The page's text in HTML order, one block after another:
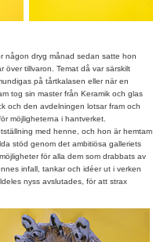
någon dryg månad sedan satte hon
över tillvaron. Temat då var särskilt
på tårtkalasen eller när en
tog sin master från Keramik och glas
och den avdelningen lotsar fram och
möjligheterna i hantverket.
med henne, och hon är hemtam
stöd genom det ambitiösa galleriets
för alla dem som drabbats av
infall, tankar och idéer ut i verken
nyss avslutades, för att strax